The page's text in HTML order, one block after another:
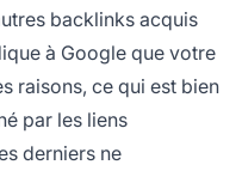
backlinks acquis
à Google que votre
raisons, ce qui est bien
par les liens
derniers ne